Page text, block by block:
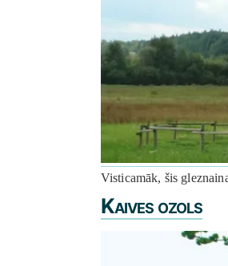
Visticamāk, šis
Kaives ozols